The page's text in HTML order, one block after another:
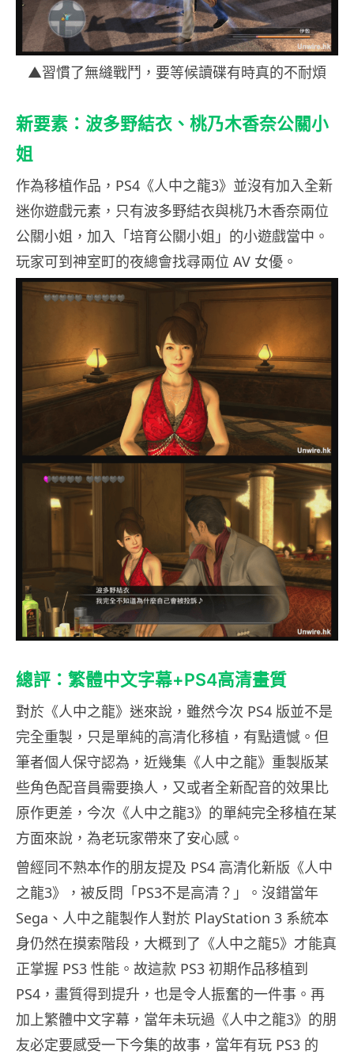
▲習慣了無縫戰鬥，要等候讀碟有時真的不耐煩
新要素：波多野結衣、桃乃木香奈公關小
姐
作為移植作品，PS4《人中之龍3》並沒有加入全新
迷你遊戲元素，只有波多野結衣與桃乃木香奈兩位
公關小姐，加入「培育公關小姐」的小遊戲當中。
玩家可到神室町的夜總會找尋兩位 AV 女優。
總評：繁體中文字幕+PS4高清畫質
對於《人中之龍》迷來說，雖然今次 PS4 版並不是
完全重製，只是單純的高清化移植，有點遺憾。但
筆者個人保守認為，近幾集《人中之龍》重製版某
些角色配音員需要換人，又或者全新配音的效果比
原作更差，今次《人中之龍3》的單純完全移植在某
方面來說，為老玩家帶來了安心感。
曾經同不熟本作的朋友提及 PS4 高清化新版《人中
之龍3》，被反問「PS3不是高清？」。沒錯當年
Sega、人中之龍製作人對於 PlayStation 3 系統本
身仍然在摸索階段，大概到了《人中之龍5》才能真
正掌握 PS3 性能。故這款 PS3 初期作品移植到
PS4，畫質得到提升，也是令人振奮的一件事。再
加上繁體中文字幕，當年未玩過《人中之龍3》的朋
友必定要感受一下今集的故事，當年有玩 PS3 的